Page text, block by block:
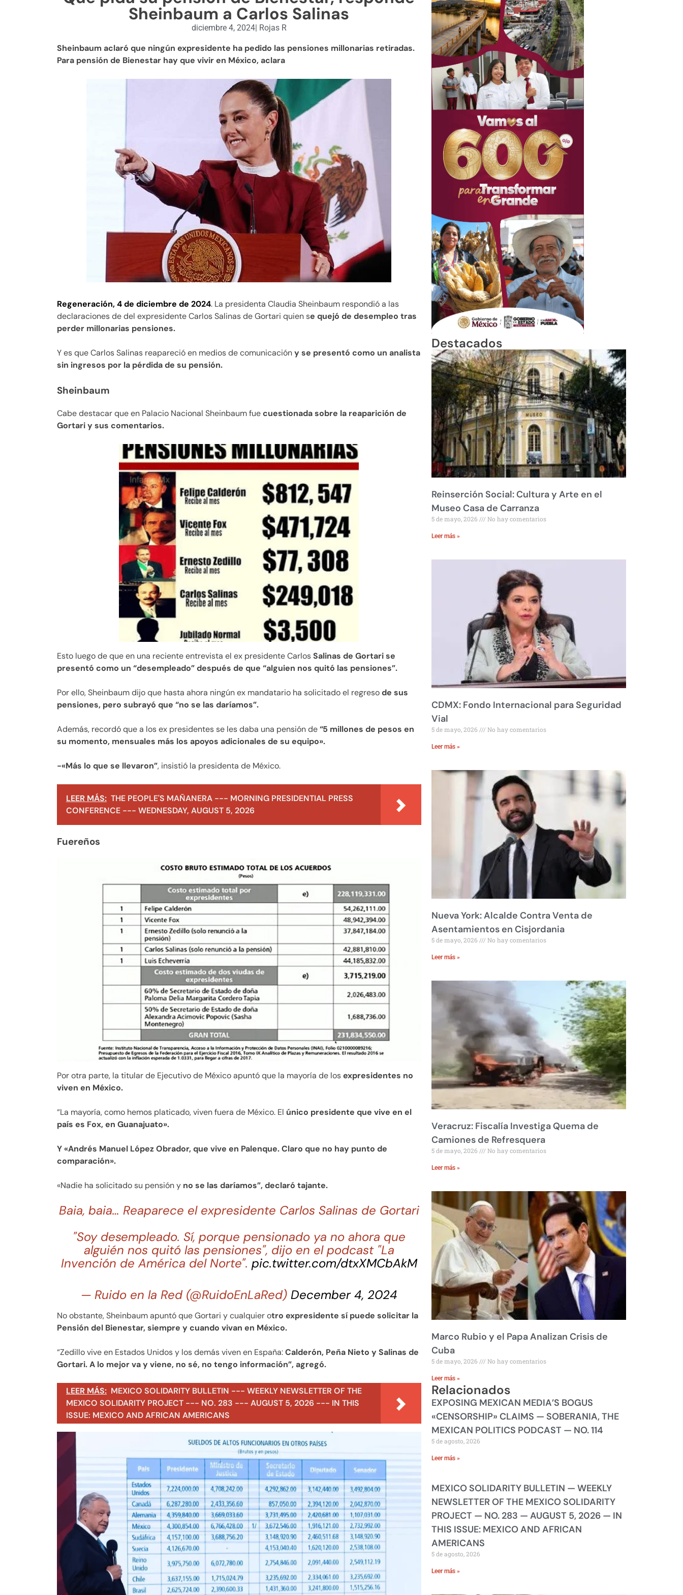
Sheinbaum a Carlos Salinas
diciembre 4, 2024| Rojas R
Sheinbaum aclaró que ningún expresidente ha pedido las pensiones millonarias retiradas.
Para pensión de Bienestar hay que vivir en México, aclara
Regeneración, 4 de diciembre de 2024. La presidenta Claudia Sheinbaum respondió a las
declaraciones de del expresidente Carlos Salinas de Gortari quien se quejó de desempleo tras
perder millonarias pensiones.
Y es que Carlos Salinas reapareció en medios de comunicacióny se presentó como un analista
sin ingresos por la pérdida de su pensión.
Sheinbaum
Cabe destacar que en Palacio Nacional Sheinbaum fuecuestionada sobre la reaparición de
Gortari y sus comentarios.
Esto luego de que en una reciente entrevista el ex presidente CarlosSalinas de Gortari se
presentó como un “desempleado” después de que “alguien nos quitó las pensiones”.
Por ello, Sheinbaum dijo que hasta ahora ningún ex mandatario ha solicitado el regresode sus
pensiones, pero subrayó que “no se las daríamos”.
Además, recordó que a los ex presidentes se les daba una pensión de“5 millones de pesos en
su momento, mensuales más los apoyos adicionales de su equipo».
-«Más lo que se llevaron”, insistió la presidenta de México.
LEER MÁS: THE PEOPLE'S MAÑANERA --- MORNING PRESIDENTIAL PRESS
CONFERENCE --- WEDNESDAY, AUGUST 5, 2026
Fuereños
Por otra parte, la titular de Ejecutivo de México apuntó que la mayoría de losexpresidentes no
viven en México.
“La mayoría, como hemos platicado, viven fuera de México. El único presidente que vive en el
país es Fox, en Guanajuato».
Y «Andrés Manuel López Obrador, que vive en Palenque. Claro que no hay punto de
comparación».
«Nadie ha solicitado su pensión y no se las daríamos”, declaró tajante.
Baia, baia… Reaparece el expresidente Carlos Salinas de Gortari
"Soy desempleado. Sí, porque pensionado ya no ahora que
alguién nos quitó las pensiones", dijo en el podcast "La
Invención de América del Norte". pic.twitter.com/dtxXMCbAkM
— Ruido en la Red (@RuidoEnLaRed) December 4, 2024
No obstante, Sheinbaum apuntó que Gortari y cualquier otro expresidente sí puede solicitar la
Pensión del Bienestar, siempre y cuando vivan en México.
“Zedillo vive en Estados Unidos y los demás viven en España:Calderón, Peña Nieto y Salinas de
Gortari. A lo mejor va y viene, no sé, no tengo información”, agregó.
LEER MÁS: MEXICO SOLIDARITY BULLETIN --- WEEKLY NEWSLETTER OF THE
MEXICO SOLIDARITY PROJECT --- NO. 283 --- AUGUST 5, 2026 --- IN THIS
ISSUE: MEXICO AND AFRICAN AMERICANS
Destacados
Reinserción Social: Cultura y Arte en el
Museo Casa de Carranza
5 de mayo, 2026 No hay comentarios
Leer más »
CDMX: Fondo Internacional para Seguridad
Vial
5 de mayo, 2026 No hay comentarios
Leer más »
Nueva York: Alcalde Contra Venta de
Asentamientos en Cisjordania
5 de mayo, 2026 No hay comentarios
Leer más »
Veracruz: Fiscalía Investiga Quema de
Camiones de Refresquera
5 de mayo, 2026 No hay comentarios
Leer más »
Marco Rubio y el Papa Analizan Crisis de
Cuba
5 de mayo, 2026 No hay comentarios
Leer más »
Relacionados
EXPOSING MEXICAN MEDIA’S BOGUS
«CENSORSHIP» CLAIMS — SOBERANIA, THE
MEXICAN POLITICS PODCAST — NO. 114
5 de agosto, 2026
Leer más »
MEXICO SOLIDARITY BULLETIN — WEEKLY
NEWSLETTER OF THE MEXICO SOLIDARITY
PROJECT — NO. 283 — AUGUST 5, 2026 — IN
THIS ISSUE: MEXICO AND AFRICAN
AMERICANS
5 de agosto, 2026
Leer más »